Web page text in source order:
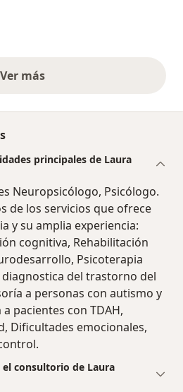
Ver másopiniones anteriores
principales de Laura
Neuropsicólogo, Psicólogo.
de los servicios que ofrece
y su amplia experiencia:
cognitiva, Rehabilitación
Psicoterapia
del trastorno del
a personas con autismo y
pacientes con TDAH,
Dificultades emocionales,
el consultorio de Laura